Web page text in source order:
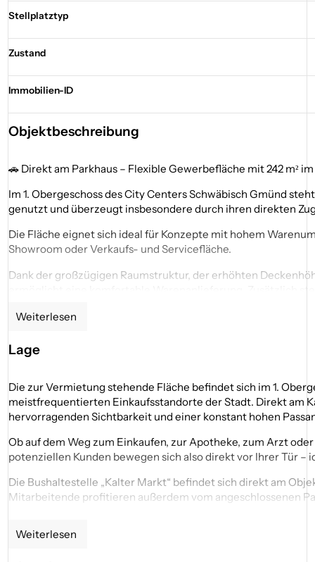
Stellplatztyp
Zustand
Immobilien-ID
Objektbeschreibung
🚗 Direkt am Parkhaus – Flexible Gewerbefläche mit 242 m²
Im 1. Obergeschoss des City Centers Schwäbisch Gmünd
genutzt und überzeugt insbesondere durch ihren direkten
Die Fläche eignet sich ideal für Konzepte mit hohem
Showroom oder Verkaufs- und Servicefläche.
Dank der großzügigen Raumstruktur, der erhöhten
________________________________________
Direkter Zugang über das Parkhaus „Kalter Markt“
630 Stellplätze direkt am Objekt
Großzügige und flexibel nutzbare Verkaufsfläche
Zusätzlicher Neben-/Mitarbeitereingang vorhanden
Erhöhte Raumhöhe mit Fenstern im oberen Bereich
Lastenaufzug für einfache Anlieferung
Sofort verfügbar
✅ Besonderheiten & Vorteile
Weiterlesen
Lage
Die zur Vermietung stehende Fläche befindet sich im 1.
meistfrequentierten Einkaufsstandorte der Stadt. Direkt am
hervorragenden Sichtbarkeit und einer konstant hohen
Ob auf dem Weg zum Einkaufen, zur Apotheke, zum Arzt
potenziellen Kunden bewegen sich also direkt vor Ihrer Tür
Die Bushaltestelle „Kalter Markt“ befindet sich direkt am
Mitarbeitende profitieren außerdem vom angeschlossenen
Weiterlesen